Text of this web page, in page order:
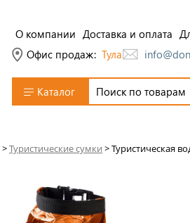
О компании Доставка и оплата
Офис продаж: Тула
Каталог
>Туристические сумки >Туристическая